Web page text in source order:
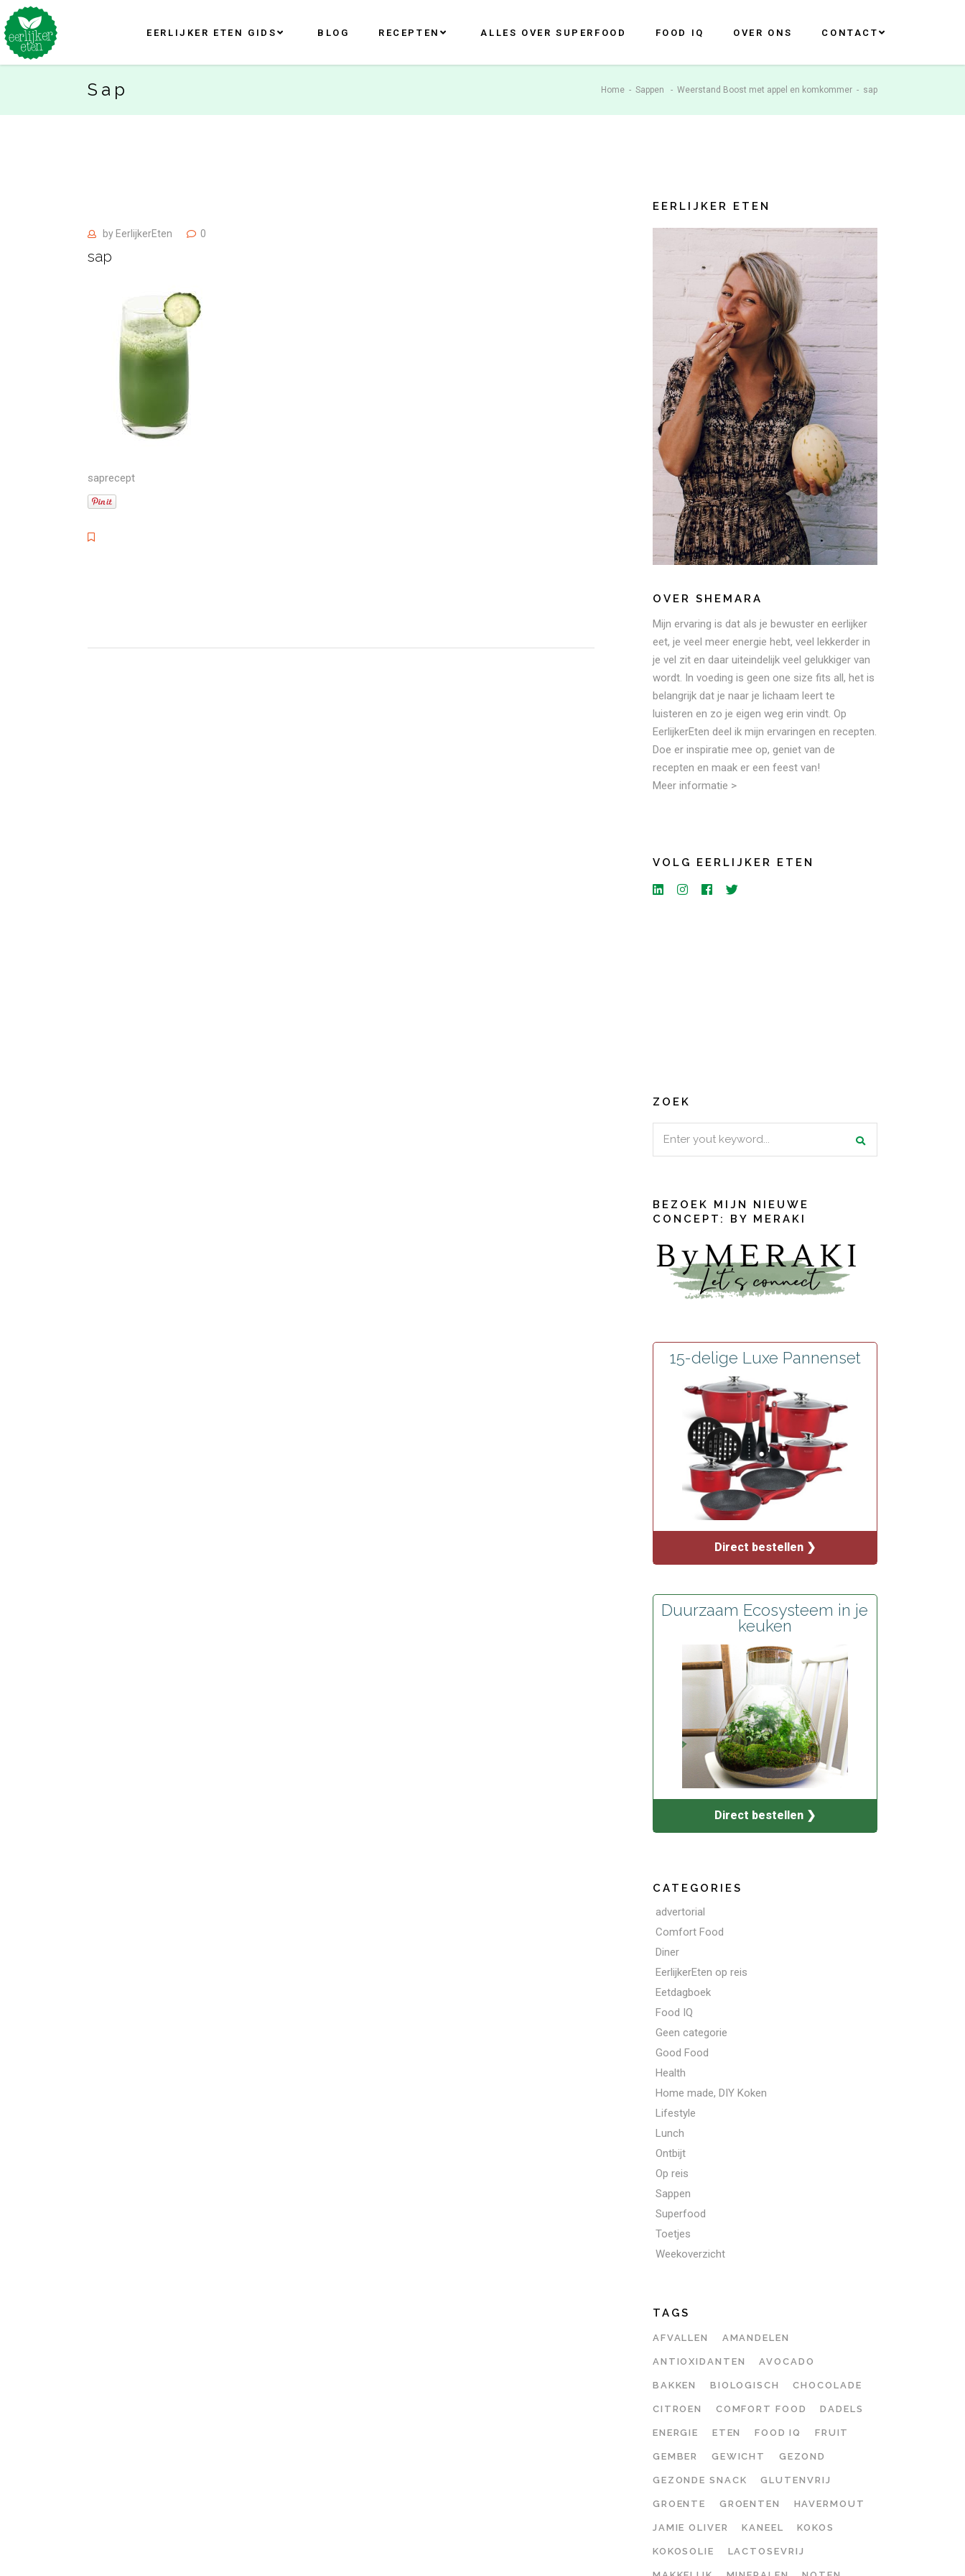
EERLIJKER ETEN GIDS BLOG RECEPTEN ALLES OVER SUPERFOOD FOOD IQ OVER ONS CONTACT
Sap Home - Sappen - Weerstand Boost met appel en komkommer - sap
by EerlijkerEten 0
sap
saprecept
EERLIJKER ETEN
OVER SHEMARA
Mijn ervaring is dat als je bewuster en eerlijker
eet, je veel meer energie hebt, veel lekkerder in
je vel zit en daar uiteindelijk veel gelukkiger van
wordt. In voeding is geen one size fits all, het is
belangrijk dat je naar je lichaam leert te
luisteren en zo je eigen weg erin vindt. Op
EerlijkerEten deel ik mijn ervaringen en recepten.
Doe er inspiratie mee op, geniet van de
recepten en maak er een feest van!
Meer informatie >
VOLG EERLIJKER ETEN
ZOEK
Search
BEZOEK MIJN NIEUWE
CONCEPT: BY MERAKI
15-delige Luxe Pannenset
Direct bestellen ❯
Duurzaam Ecosysteem in je
keuken
Direct bestellen ❯
CATEGORIES
advertorial
Comfort Food
Diner
EerlijkerEten op reis
Eetdagboek
Food IQ
Geen categorie
Good Food
Health
Home made, DIY Koken
Lifestyle
Lunch
Ontbijt
Op reis
Sappen
Superfood
Toetjes
Weekoverzicht
TAGS
AFVALLEN AMANDELEN
ANTIOXIDANTEN AVOCADO
BAKKEN BIOLOGISCH CHOCOLADE
CITROEN COMFORT FOOD DADELS
ENERGIE ETEN FOOD IQ FRUIT
GEMBER GEWICHT GEZOND
GEZONDE SNACK GLUTENVRIJ
GROENTE GROENTEN HAVERMOUT
JAMIE OLIVER KANEEL KOKOS
KOKOSOLIE LACTOSEVRIJ